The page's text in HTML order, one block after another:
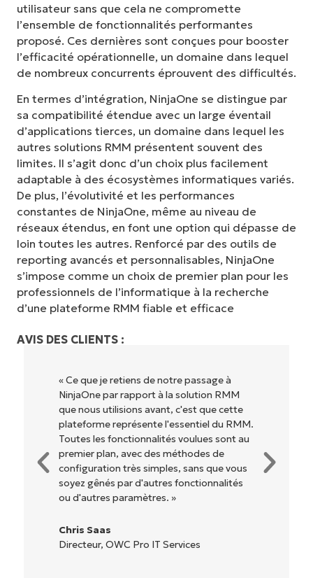
utilisateur sans que cela ne compromette
l’ensemble de fonctionnalités performantes
proposé. Ces dernières sont conçues pour booster
l’efficacité opérationnelle, un domaine dans lequel
de nombreux concurrents éprouvent des difficultés.
En termes d’intégration, NinjaOne se distingue par
sa compatibilité étendue avec un large éventail
d’applications tierces, un domaine dans lequel les
autres solutions RMM présentent souvent des
limites. Il s’agit donc d’un choix plus facilement
adaptable à des écosystèmes informatiques variés.
De plus, l’évolutivité et les performances
constantes de NinjaOne, même au niveau de
réseaux étendus, en font une option qui dépasse de
loin toutes les autres. Renforcé par des outils de
reporting avancés et personnalisables, NinjaOne
s’impose comme un choix de premier plan pour les
professionnels de l’informatique à la recherche
d’une plateforme RMM fiable et efficace
AVIS DES CLIENTS :
« Ce que je retiens de notre passage à
NinjaOne par rapport à la solution RMM
que nous utilisions avant, c'est que cette
plateforme représente l'essentiel du RMM.
Toutes les fonctionnalités voulues sont au
premier plan, avec des méthodes de
configuration très simples, sans que vous
soyez gênés par d'autres fonctionnalités
ou d'autres paramètres. »
Chris Saas
Directeur, OWC Pro IT Services
Commencez votre essai de 14 jours
Pas de carte de crédit requise, accès complet à
toutes les fonctionnalités.
Prénom
et
Nom*
Business
email*
Phone
number*